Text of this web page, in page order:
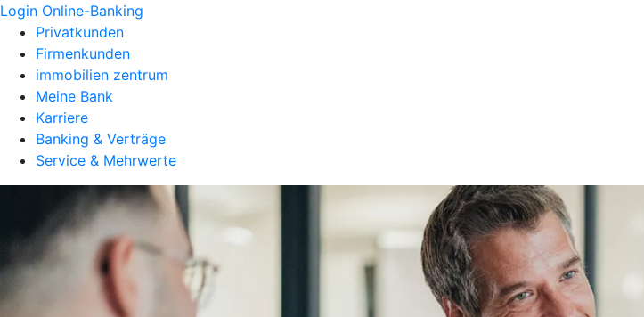
Login Online-Banking
Privatkunden
Firmenkunden
immobilien zentrum
Meine Bank
Karriere
Banking & Verträge
Service & Mehrwerte